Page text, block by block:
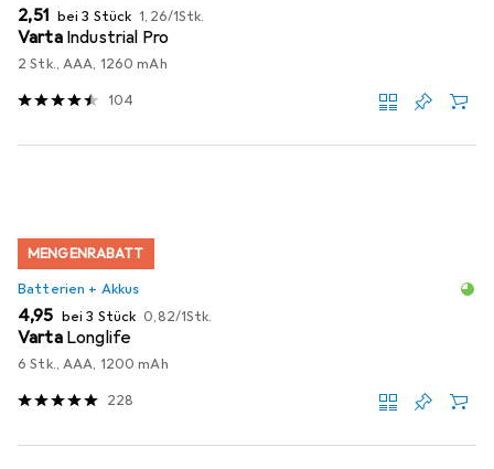
EUR
2,51 bei 3 Stück EUR
1,26/1Stk.
Varta Industrial Pro
2 Stk., AAA, 1260 mAh
104
MENGENRABATT
Batterien + Akkus
EUR
4,95 bei 3 Stück EUR
0,82/1Stk.
Varta Longlife
6 Stk., AAA, 1200 mAh
228